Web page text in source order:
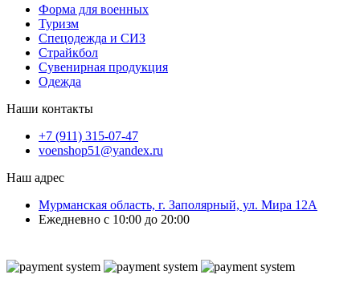
Форма для военных
Туризм
Спецодежда и СИЗ
Страйкбол
Сувенирная продукция
Одежда
Наши контакты
+7 (911) 315-07-47
voenshop51@yandex.ru
Наш адрес
Мурманская область, г. Заполярный, ул. Мира 12А
Ежедневно с 10:00 до 20:00